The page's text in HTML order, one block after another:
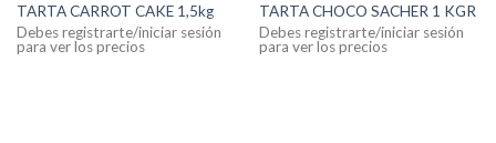
TARTA CARROT CAKE 1,5kg
Debes registrarte/iniciar sesión
para ver los precios
TARTA CHOCO SACHER 1 KGR
Debes registrarte/iniciar sesión
para ver los precios